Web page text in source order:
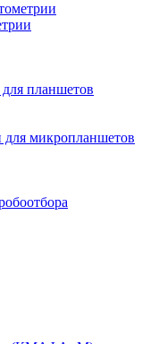
планшетов
для микропланшетов